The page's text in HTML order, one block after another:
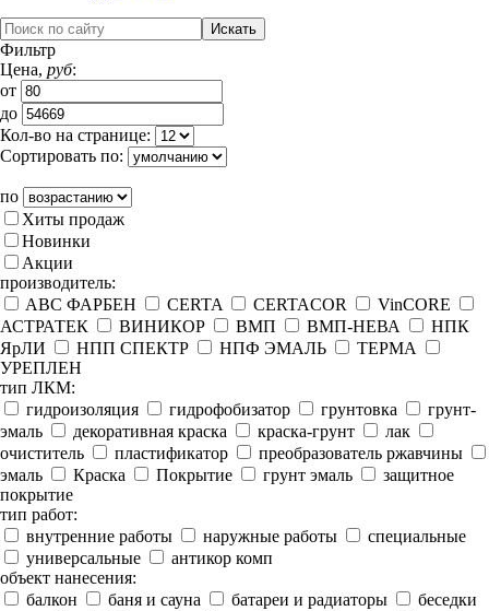
Фильтр
Цена, руб:
от
до
Кол-во на странице:
Сортировать по:
по
Хиты продаж
Новинки
Акции
производитель:
ABC ФАРБЕН
CERTA CERTACOR
VinCORE
АСТРАТЕК
ВИНИКОР ВМП ВМП-НЕВА
НПК
ЯрЛИ
НПП СПЕКТР НПФ ЭМАЛЬ
ТЕРМА
УРЕПЛЕН
тип ЛКМ:
гидроизоляция
гидрофобизатор грунтовка
грунт-
эмаль
декоративная краска краска-грунт
лак
очиститель
пластификатор
преобразователь ржавчины
эмаль
Краска Покрытие грунт эмаль
защитное
покрытие
тип работ:
внутренние работы
наружные работы
специальные
универсальные
антикор комп
объект нанесения:
балкон
баня и сауна батареи и радиаторы
беседки